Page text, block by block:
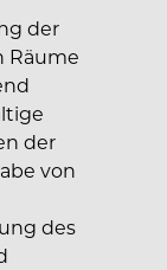
der
Räume
der
von
des